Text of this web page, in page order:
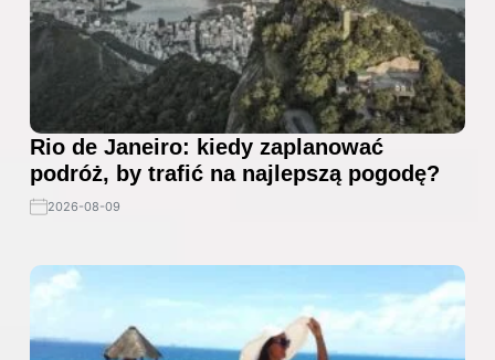
Rio de Janeiro: kiedy zaplanować
podróż, by trafić na najlepszą pogodę?
2026-08-09